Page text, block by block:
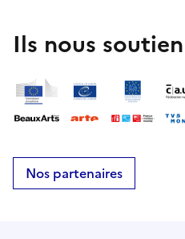
Ils nous
Nos partenaires